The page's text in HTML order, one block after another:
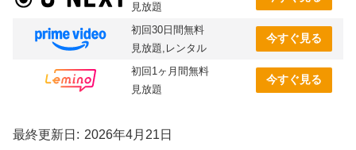
見放題
初回30日間無料
見放題,レンタル
今すぐ見る
初回1ヶ月間無料
見放題
今すぐ見る
最終更新日 2026年4月21日